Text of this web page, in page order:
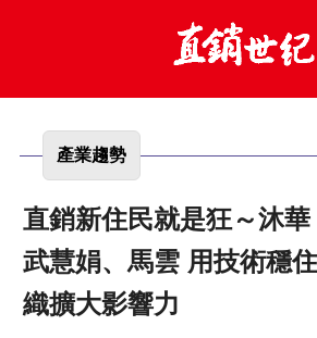
產業趨勢
直銷新住民就是狂～沐華
武慧娟、馬雲 用技術穩住生活，用組
織擴大影響力